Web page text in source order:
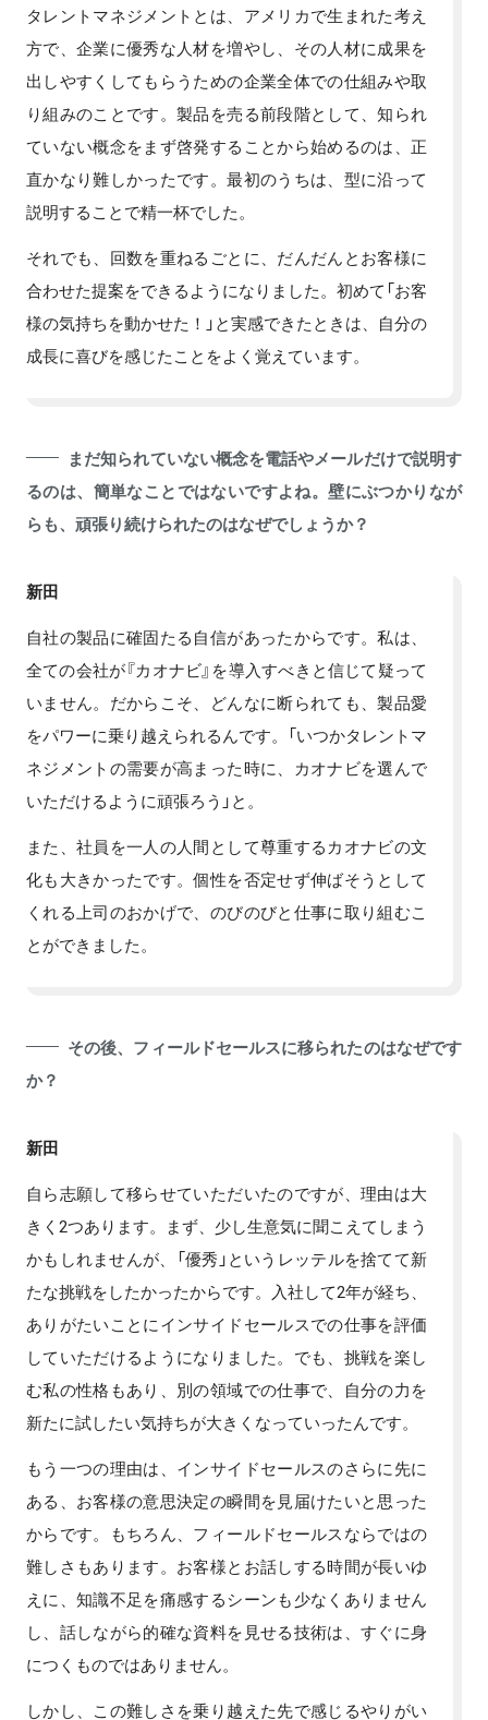
タレントマネジメントとは、アメリカで生まれた考え
方で、企業に優秀な人材を増やし、その人材に成果を
出しやすくしてもらうための企業全体での仕組みや取
り組みのことです。製品を売る前段階として、知られ
ていない概念をまず啓発することから始めるのは、正
直かなり難しかったです。最初のうちは、型に沿って
説明することで精一杯でした。
それでも、回数を重ねるごとに、だんだんとお客様に
合わせた提案をできるようになりました。初めて「お客
様の気持ちを動かせた！」と実感できたときは、自分の
成長に喜びを感じたことをよく覚えています。
まだ知られていない概念を電話やメールだけで説明す
るのは、簡単なことではないですよね。壁にぶつかりなが
らも、頑張り続けられたのはなぜでしょうか？
新田
自社の製品に確固たる自信があったからです。私は、
全ての会社が『カオナビ』を導入すべきと信じて疑って
いません。だからこそ、どんなに断られても、製品愛
をパワーに乗り越えられるんです。「いつかタレントマ
ネジメントの需要が高まった時に、カオナビを選んで
いただけるように頑張ろう」と。
また、社員を一人の人間として尊重するカオナビの文
化も大きかったです。個性を否定せず伸ばそうとして
くれる上司のおかげで、のびのびと仕事に取り組むこ
とができました。
その後、フィールドセールスに移られたのはなぜです
か？
新田
自ら志願して移らせていただいたのですが、理由は大
きく2つあります。まず、少し生意気に聞こえてしまう
かもしれませんが、「優秀」というレッテルを捨てて新
たな挑戦をしたかったからです。入社して2年が経ち、
ありがたいことにインサイドセールスでの仕事を評価
していただけるようになりました。でも、挑戦を楽し
む私の性格もあり、別の領域での仕事で、自分の力を
新たに試したい気持ちが大きくなっていったんです。
もう一つの理由は、インサイドセールスのさらに先に
ある、お客様の意思決定の瞬間を見届けたいと思った
からです。もちろん、フィールドセールスならではの
難しさもあります。お客様とお話しする時間が長いゆ
えに、知識不足を痛感するシーンも少なくありません
し、話しながら的確な資料を見せる技術は、すぐに身
につくものではありません。
しかし、この難しさを乗り越えた先で感じるやりがい